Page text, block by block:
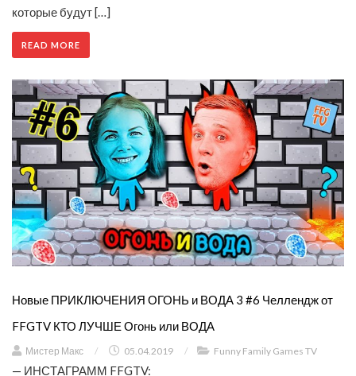
которые будут […]
READ MORE
Новые ПРИКЛЮЧЕНИЯ ОГОНЬ и ВОДА 3 #6 Челлендж от
FFGTV КТО ЛУЧШЕ Огонь или ВОДА
Мистер Макс / 05.04.2019 / Funny Family Games TV
— ИНСТАГРАММ FFGTV: